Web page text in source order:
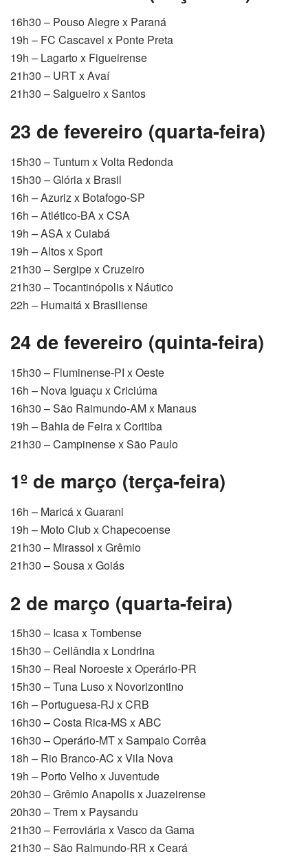
16h30 – Pouso Alegre x Paraná
19h – FC Cascavel x Ponte Preta
19h – Lagarto x Figueirense
21h30 – URT x Avaí
21h30 – Salgueiro x Santos
23 de fevereiro (quarta-feira)
15h30 – Tuntum x Volta Redonda
15h30 – Glória x Brasil
16h – Azuriz x Botafogo-SP
16h – Atlético-BA x CSA
19h – ASA x Cuiabá
19h – Altos x Sport
21h30 – Sergipe x Cruzeiro
21h30 – Tocantinópolis x Náutico
22h – Humaitá x Brasiliense
24 de fevereiro (quinta-feira)
15h30 – Fluminense-PI x Oeste
16h – Nova Iguaçu x Criciúma
16h30 – São Raimundo-AM x Manaus
19h – Bahia de Feira x Coritiba
21h30 – Campinense x São Paulo
1º de março (terça-feira)
16h – Maricá x Guarani
19h – Moto Club x Chapecoense
21h30 – Mirassol x Grêmio
21h30 – Sousa x Goiás
2 de março (quarta-feira)
15h30 – Icasa x Tombense
15h30 – Ceilândia x Londrina
15h30 – Real Noroeste x Operário-PR
15h30 – Tuna Luso x Novorizontino
16h – Portuguesa-RJ x CRB
16h30 – Costa Rica-MS x ABC
16h30 – Operário-MT x Sampaio Corrêa
18h – Rio Branco-AC x Vila Nova
19h – Porto Velho x Juventude
20h30 – Grêmio Anapolis x Juazeirense
20h30 – Trem x Paysandu
21h30 – Ferroviária x Vasco da Gama
21h30 – São Raimundo-RR x Ceará